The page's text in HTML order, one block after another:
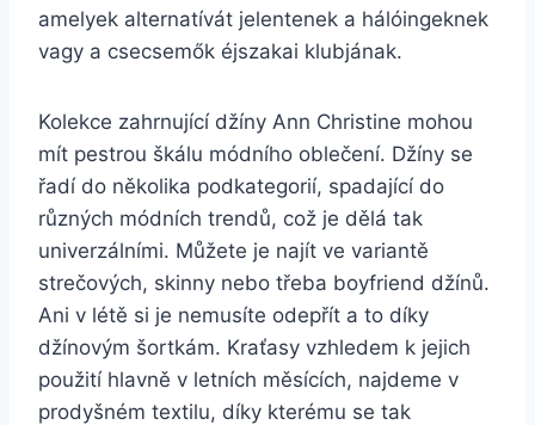
amelyek alternatívát jelentenek a hálóingeknek
vagy a csecsemők éjszakai klubjának.
Kolekce zahrnující džíny Ann Christine mohou
mít pestrou škálu módního oblečení. Džíny se
řadí do několika podkategorií, spadající do
různých módních trendů, což je dělá tak
univerzálními. Můžete je najít ve variantě
strečových, skinny nebo třeba boyfriend džínů.
Ani v létě si je nemusíte odepřít a to díky
džínovým šortkám. Kraťasy vzhledem k jejich
použití hlavně v letních měsících, najdeme v
prodyšném textilu, díky kterému se tak